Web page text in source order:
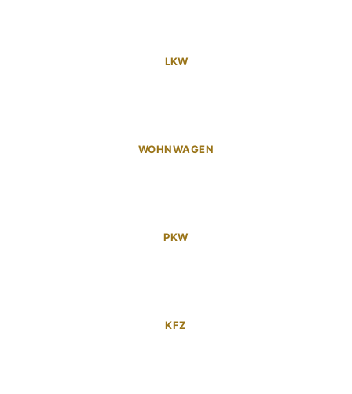
LKW
WOHNWAGEN
PKW
KFZ